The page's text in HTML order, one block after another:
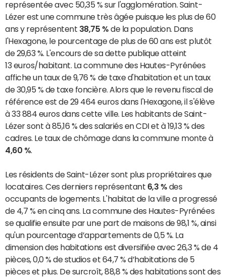
représentée avec 50,35 % sur l'agglomération. Saint-
Lézer est une commune très âgée puisque les plus de 60
ans y représentent 38,75 % de la population. Dans
l'Hexagone, le pourcentage de plus de 60 ans est plutôt
de 29,63 %. L'encours de sa dette publique atteint
13 euros/habitant. La commune des Hautes-Pyrénées
affiche un taux de 9,76 % de taxe d'habitation et un taux
de 30,95 % de taxe foncière. Alors que le revenu fiscal de
référence est de 29 464 euros dans l'Hexagone, il s'élève
à 33 884 euros dans cette ville. Les habitants de Saint-
Lézer sont à 85,16 % des salariés en CDI et à 19,13 % des
cadres. Le taux de chômage dans la commune monte à
4,60 %
Les résidents de Saint-Lézer sont plus propriétaires que
locataires. Ces derniers représentant 6,3 % des
occupants de logements. L'habitat de la ville a progressé
de 4,7 % en cinq ans. La commune des Hautes-Pyrénées
se qualifie ensuite par une part de maisons de 98,1 %, ainsi
qu'un pourcentage d’appartements de 0,5 %. La
dimension des habitations est diversifiée avec 26,3 % de 4
pièces, 0,0 % de studios et 64,7 % d’habitations de 5
pièces et plus. De surcroît, 88,8 % des habitations sont des